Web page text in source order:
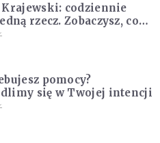
Krajewski: codziennie
rzecz. Zobaczysz, co
się z twoim życiem
pomocy?
się w Twojej intencji